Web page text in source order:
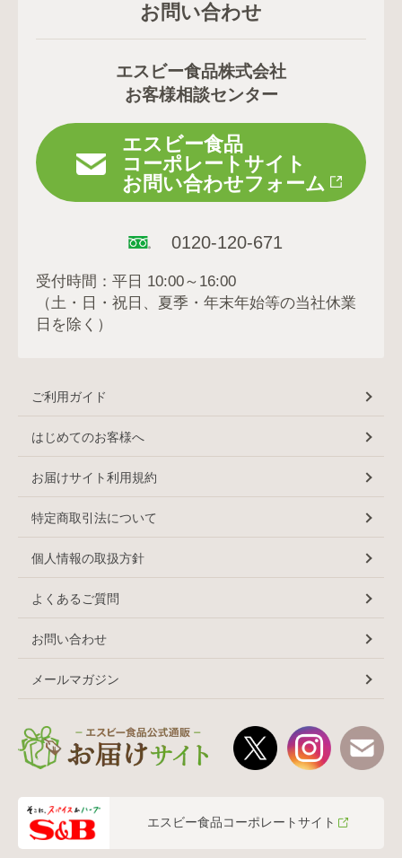
お問い合わせ
エスビー食品株式会社
お客様相談センター
エスビー食品
コーポレートサイト
お問い合わせフォーム
0120-120-671
受付時間：平日 10:00～16:00
（土・日・祝日、夏季・年末年始等の当社休業
日を除く）
ご利用ガイド
はじめてのお客様へ
お届けサイト利用規約
特定商取引法について
個人情報の取扱方針
よくあるご質問
お問い合わせ
メールマガジン
エスビー食品コーポレートサイト